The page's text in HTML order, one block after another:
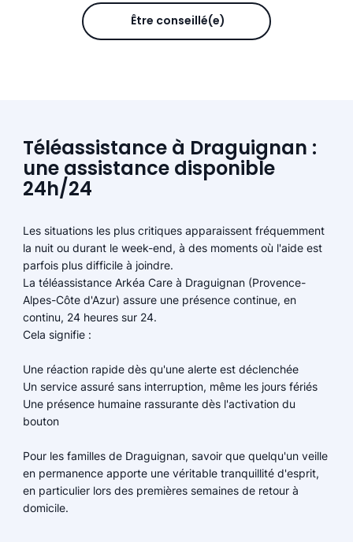
Être conseillé(e)
Téléassistance à Draguignan :
une assistance disponible
24h/24
Les situations les plus critiques apparaissent fréquemment
la nuit ou durant le week-end, à des moments où l'aide est
parfois plus difficile à joindre.
La téléassistance Arkéa Care à Draguignan (Provence-
Alpes-Côte d'Azur) assure une présence continue, en
continu, 24 heures sur 24.
Cela signifie :
Une réaction rapide dès qu'une alerte est déclenchée
Un service assuré sans interruption, même les jours fériés
Une présence humaine rassurante dès l'activation du
bouton
Pour les familles de Draguignan, savoir que quelqu'un veille
en permanence apporte une véritable tranquillité d'esprit,
en particulier lors des premières semaines de retour à
domicile.